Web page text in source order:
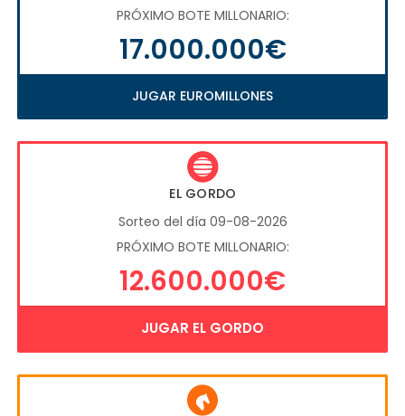
PRÓXIMO BOTE MILLONARIO:
17.000.000€
JUGAR EUROMILLONES
EL GORDO
Sorteo del día 09-08-2026
PRÓXIMO BOTE MILLONARIO:
12.600.000€
JUGAR EL GORDO